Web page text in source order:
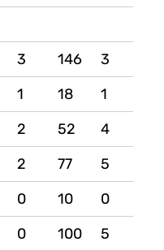
3 146
3
1 18
1
2 52
4
2 77
5
0 10
0
0 100
5